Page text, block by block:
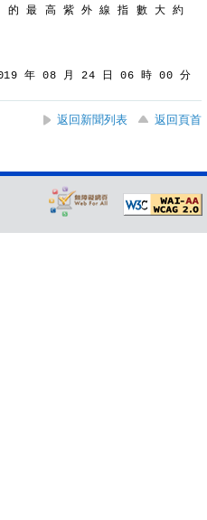
的 最 高 紫 外 線 指 數 大 約
年 08 月 24 日 06 時 00 分
返回新聞列表
返回頁首